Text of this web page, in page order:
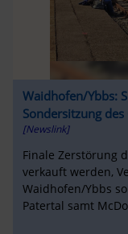
Waidhofen/Ybbs:
Sondersitzung
[Newslink]
Finale Zerstörung
verkauft werden,
Waidhofen/Ybbs
Patertal samt